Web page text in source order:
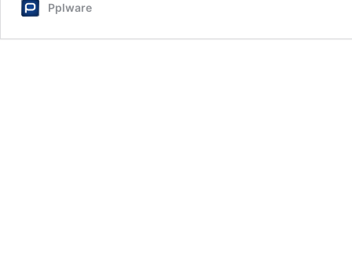
Pplware